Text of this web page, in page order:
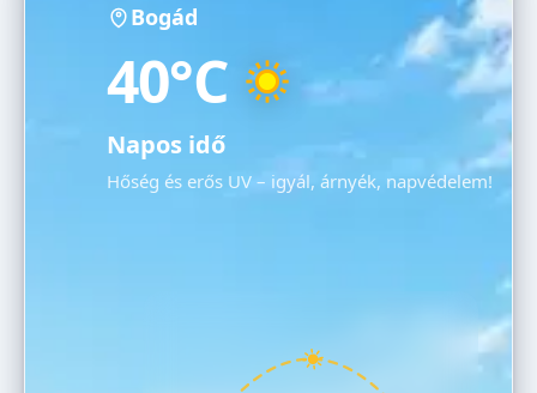
Bogád
40°C
Napos idő
Hőség és erős UV – igyál, árnyék, napvédelem!